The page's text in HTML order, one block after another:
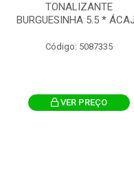
TONALIZANTE
BURGUESINHA 5.5 *
Código: 5087335
VER PREÇO